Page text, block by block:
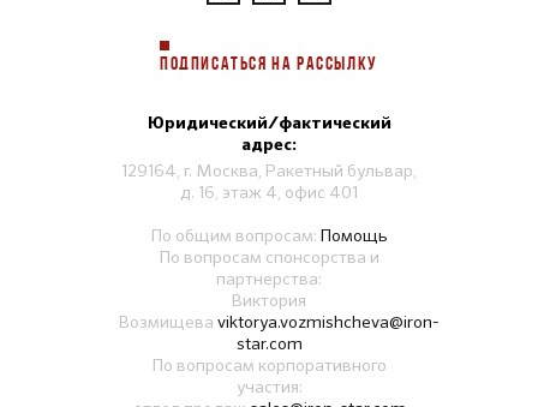
ПОДПИСАТЬСЯ НА РАССЫЛКУ
Юридический/фактический
адрес:
129164, г. Москва, Ракетный бульвар,
д. 16, этаж 4, офис 401
По общим вопросам: Помощь
По вопросам спонсорства и
партнерства:
Виктория
Возмищева viktorya.vozmishcheva@iron-
star.com
По вопросам корпоративного
участия: